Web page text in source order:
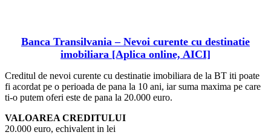
Banca Transilvania – Nevoi curente cu destinatie
imobiliara [Aplica online, AICI]
Creditul de nevoi curente cu destinatie imobiliara de la BT iti poate
fi acordat pe o perioada de pana la 10 ani, iar suma maxima pe care
ti-o putem oferi este de pana la 20.000 euro.
VALOAREA CREDITULUI
20.000 euro, echivalent in lei